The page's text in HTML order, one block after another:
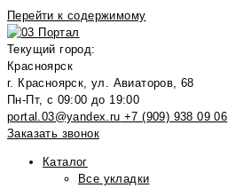
Перейти к содержимому
Текущий город:
Красноярск
г. Красноярск, ул. Авиаторов, 68
Пн-Пт, с 09:00 до 19:00
portal.03@yandex.ru +7 (909) 938 09 06
Заказать звонок
Каталог
Все укладки